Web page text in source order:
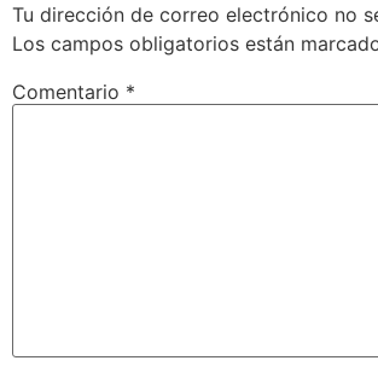
Tu dirección de correo electrónico no
Los campos obligatorios están
Comentario *